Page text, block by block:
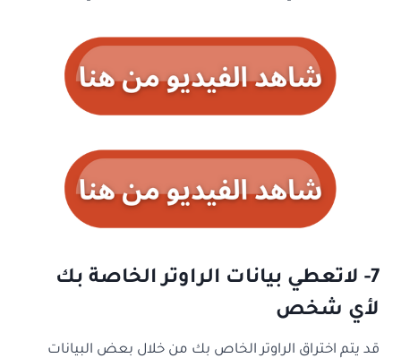
7- لاتعطي بيانات الراوتر الخاصة بك
لأي شخص
قد يتم اختراق الراوتر الخاص بك من خلال بعض البيانات